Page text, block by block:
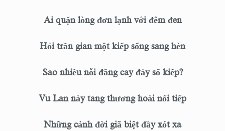
Ai quặn lòng đơn lạnh với đêm đen
Hỏi trần gian một kiếp sống sang hèn
Sao nhiều nỗi đắng cay đày số kiếp?
Vu Lan này tang thương hoài nối tiếp
Những cảnh đời giã biệt đầy xót xa